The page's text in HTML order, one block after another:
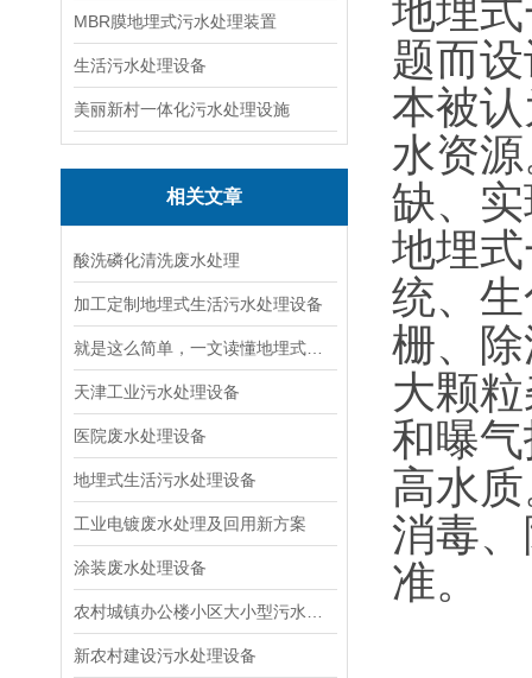
MBR膜地埋式污水处理装置
生活污水处理设备
美丽新村一体化污水处理设施
相关文章
酸洗磷化清洗废水处理
加工定制地埋式生活污水处理设备
天津工业污水处理设备
医院废水处理设备
地埋式生活污水处理设备
工业电镀废水处理及回用新方案
涂装废水处理设备
新农村建设污水处理设备
地埋
题而
本被
水资
缺、
地埋
统、
栅、
大颗
和曝
高水
消毒
准。